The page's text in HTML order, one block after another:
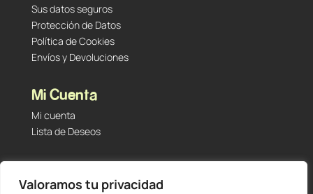
Valoramos tu privacidad
Sus datos seguros
Protección de Datos
Política de Cookies
Envíos y Devoluciones
Mi Cuenta
Mi cuenta
Lista de Deseos
Tu Tienda de Segunda Mano, Sambara #101 (Madrid,